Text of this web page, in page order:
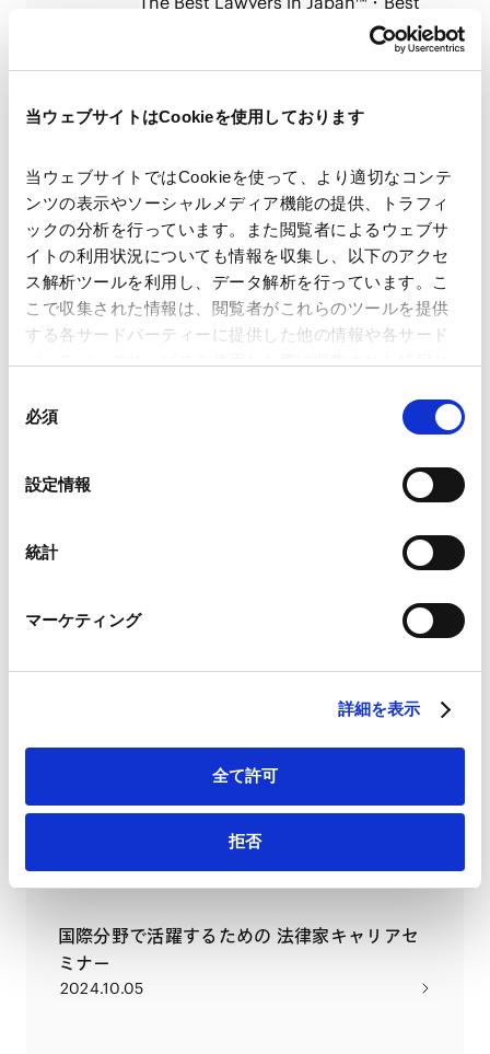
当ウェブサイトはCookieを使用しております
当ウェブサイトではCookieを使って、より適切なコンテ
ンツの表示やソーシャルメディア機能の提供、トラフィ
ックの分析を行っています。また閲覧者によるウェブサ
イトの利用状況についても情報を収集し、以下のアクセ
ス解析ツールを利用し、データ解析を行っています。こ
こで収集された情報は、閲覧者がこれらのツールを提供
する各サードパーティーに提供した他の情報や各サード
ことがあります。
Google Analytics利用規約（
Marketo
外部サイト）
LinkedIn プライバシーポリシー（
HubSpot プライバシーポリシー（外部サイト）
必須
設定情報
統計
マーケティング
詳細を表示
全て許可
拒否
Lawyers: Ones to Watch in Japan™
The Best Lawyers in Japan™・Best
The Best Lawyers in Japan™ 2024
Best Lawyers 2023
RELATED INSIGHTS
国際分野で活躍するための 法律家キャリアセ
ミナー
2024.10.05